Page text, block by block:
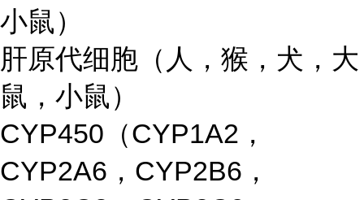
小鼠）
肝原代细胞（人，猴，犬，大
鼠，小鼠）
CYP450（CYP1A2，
CYP2A6，CYP2B6，